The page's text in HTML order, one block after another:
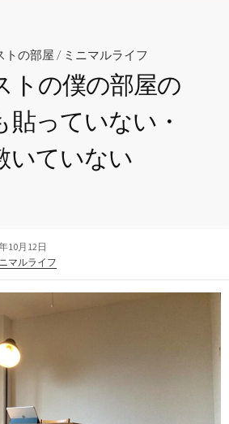
トの部屋 / ミニマルライフ
トの僕の部屋の
貼っていない・
いていない
10月12日
マルライフ